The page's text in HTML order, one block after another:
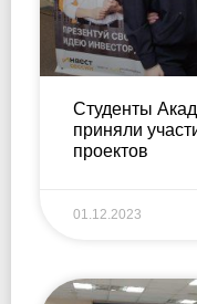
Студенты
приняли
проектов
01.12.2023